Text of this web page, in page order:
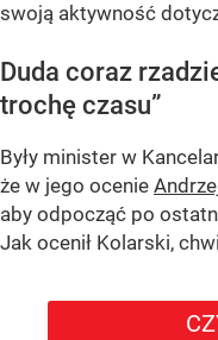
swoją aktywność
Duda coraz
trochę czasu”
Były minister w
że w jego ocenie
aby odpocząć po
Jak ocenił Kolarski,